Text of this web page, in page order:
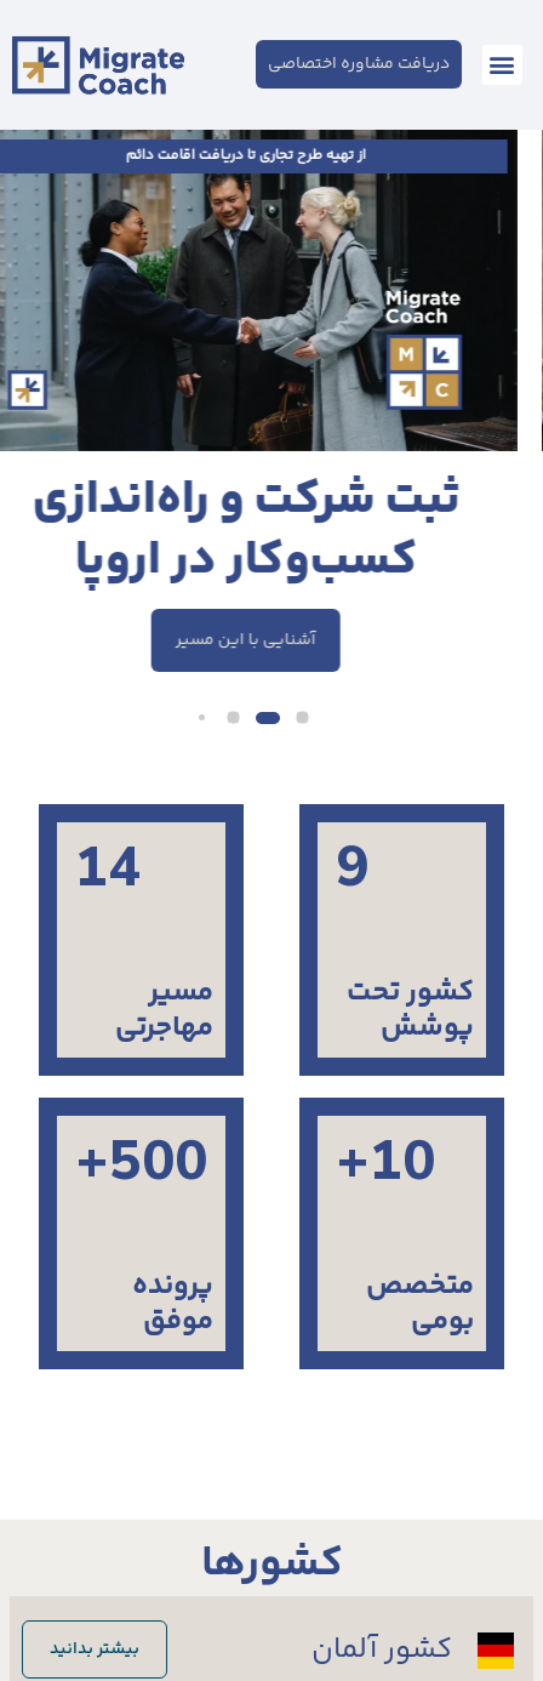
دریافت مشاوره اختصاصی
ثبت شرکت و راه‌اندازی
کسب‌و‌کار در اروپا
آشنایی با این مسیر
از تهیه طرح تجاری تا دریافت اقامت دائم
9
کشور تحت
پوشش
14
مسیر
مهاجرتی
10+
متخصص
بومی
500+
پرونده
موفق
کشورها
کشور آلمان بیشتر بدانید